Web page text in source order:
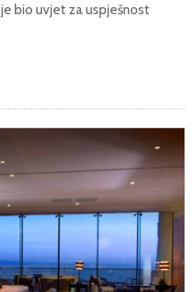
bio uvjet za uspješnost